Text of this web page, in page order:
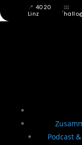
📍 4020
Linz
·📧
Podcast